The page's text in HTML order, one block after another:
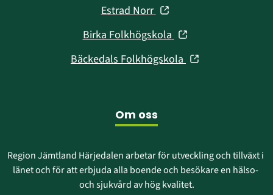
Estrad Norr (öppnas
nytt
fönster)
Birka Folkhögskola (öppnas
nytt
Bäckedals Folkhögskola (öppnas
Om oss
Region Jämtland Härjedalen arbetar för utveckling och tillväxt i
länet och för att erbjuda alla boende och besökare en hälso-
och sjukvård av hög kvalitet.